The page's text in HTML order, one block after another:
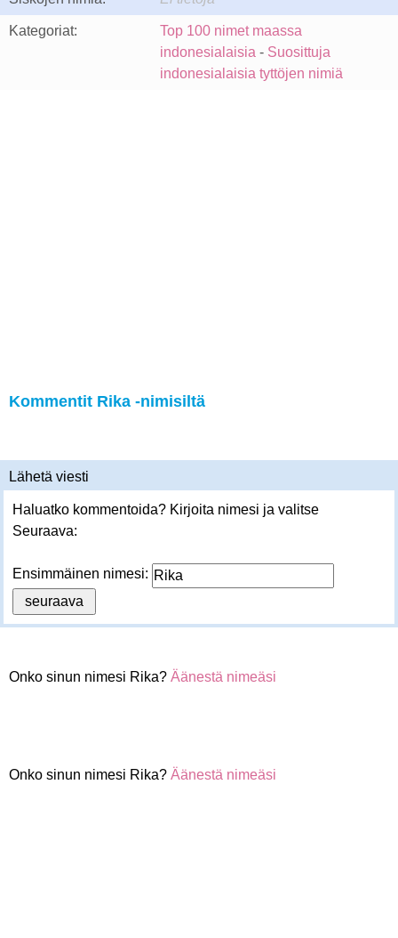
Kategoriat:
Top 100 nimet maassa
indonesialaisia - Suosittuja
indonesialaisia tyttöjen nimiä
Kommentit Rika -nimisiltä
Lähetä viesti
Haluatko kommentoida? Kirjoita nimesi ja valitse
Seuraava:
Ensimmäinen nimesi:
Onko sinun nimesi Rika? Äänestä nimeäsi
Onko sinun nimesi Rika? Äänestä nimeäsi